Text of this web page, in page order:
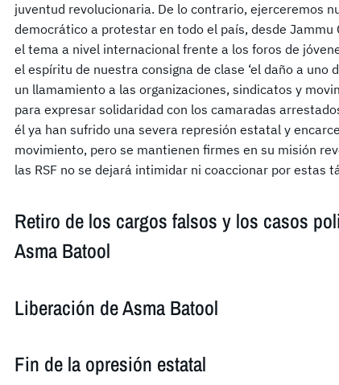
juventud revolucionaria. De lo contrario, ejerceremos
democrático a protestar en todo el país, desde
el tema a nivel internacional frente a los foros de
el espíritu de nuestra consigna de clase ‘el daño a uno
un llamamiento a las organizaciones, sindicatos y
para expresar solidaridad con los camaradas
él ya han sufrido una severa represión estatal y
movimiento, pero se mantienen firmes en su misión
las RSF no se dejará intimidar ni coaccionar por estas
Retiro de los cargos falsos y los casos
Asma Batool
Liberación de Asma Batool
Fin de la opresión estatal